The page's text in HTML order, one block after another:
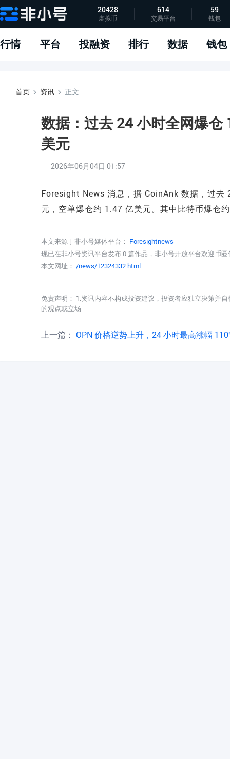
APP下载
指标说明
问题反馈
20428
虚拟币
614
交易平台
59
钱包
行情 平台 投融资 排行 数据 钱包
首页 资讯 正文
数据：过去 24 小时全网爆
美元
2026年06月04日 01:57
Foresight News 消息，据 CoinAnk 数据，过
元，空单爆仓约 1.47 亿美元。其中比特币爆仓
本文来源于非小号媒体平台： Foresightnews
现已在非小号资讯平台发布 0 篇作品，非小号开放平台欢迎币
本文网址： /news/12324332.html
免责声明： 1.资讯内容不构成投资建议，投资者应独立决策并
的观点或立场
上一篇： OPN 价格逆势上升，24 小时最高涨幅